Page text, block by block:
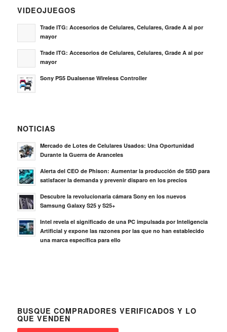
VIDEOJUEGOS
Trade ITG: Accesorios de Celulares, Celulares, Grade A al por
mayor
Trade ITG: Accesorios de Celulares, Celulares, Grade A al por
mayor
Sony PS5 Dualsense Wireless Controller
NOTICIAS
Mercado de Lotes de Celulares Usados: Una Oportunidad
Durante la Guerra de Aranceles
Alerta del CEO de Phison: Aumentar la producción de SSD para
satisfacer la demanda y prevenir disparo en los precios
Descubre la revolucionaria cámara Sony en los nuevos
Samsung Galaxy S25 y S25+
Intel revela el significado de una PC impulsada por Inteligencia
Artificial y expone las razones por las que no han establecido
una marca específica para ello
BUSQUE COMPRADORES VERIFICADOS Y LO
QUE VENDEN